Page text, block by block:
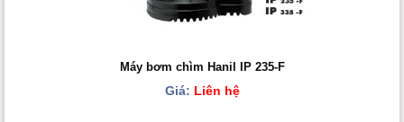
Máy bơm chìm Hanil IP 235-F
Giá: Liên hệ